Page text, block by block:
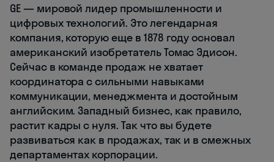
GE — мировой лидер промышленности и
цифровых технологий. Это легендарная
компания, которую еще в 1878 году основал
американский изобретатель Томас Эдисон.
Сейчас в команде продаж не хватает
координатора с сильными навыками
коммуникации, менеджмента и достойным
английским. Западный бизнес, как правило,
растит кадры с нуля. Так что вы будете
развиваться как в продажах, так и в смежных
департаментах корпорации.